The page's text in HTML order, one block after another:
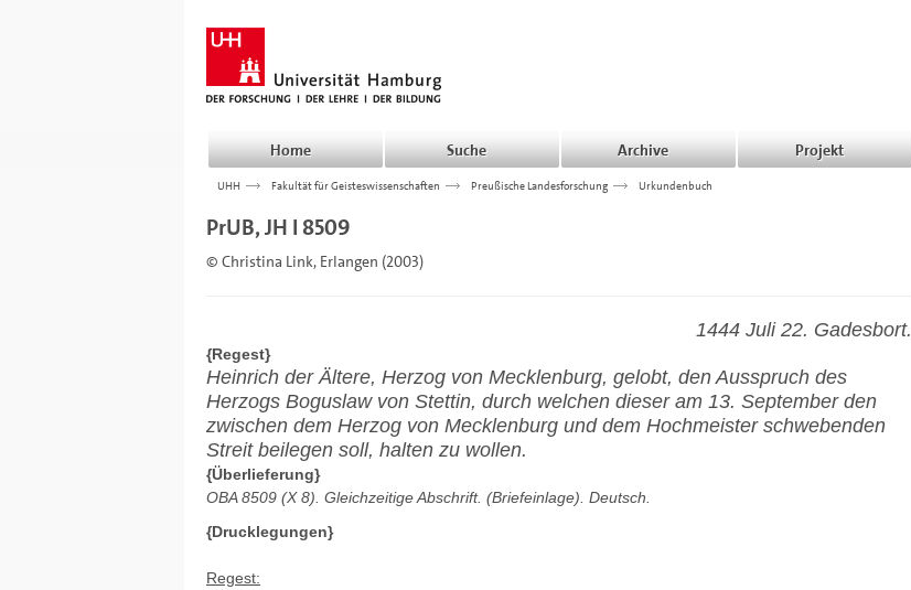
Home Suche Archive Projekt
UHH >>> Fakultät für Geisteswissenschaften >>> Preußische Landesforschung >>> Urkundenbuch
PrUB, JH I 8509
© Christina Link, Erlangen (2003)
1444 Juli 22. Gadesbort.
{Regest}
Heinrich der Ältere, Herzog von Mecklenburg, gelobt, den Ausspruch des
Herzogs Boguslaw von Stettin, durch welchen dieser am 13. September den
zwischen dem Herzog von Mecklenburg und dem Hochmeister schwebenden
Streit beilegen soll, halten zu wollen.
{Überlieferung}
OBA 8509 (X 8). Gleichzeitige Abschrift. (Briefeinlage). Deutsch.
{Drucklegungen}
Regest: